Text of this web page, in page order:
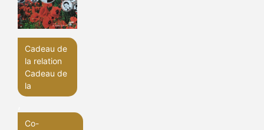
Cadeau de
la relation
Cadeau de
la
Co-